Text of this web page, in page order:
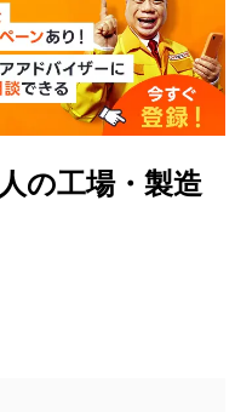
の工場・製造